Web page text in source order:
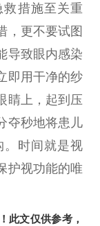
措施至关重
，更不要试图
导致眼内感染
即用干净的纱
睛上，起到压
夺秒地将患儿
。时间就是视
护视功能的唯
此文仅供参考，